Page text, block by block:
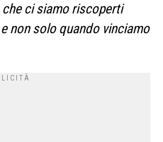
ci siamo riscoperti
non solo quando vinciamo